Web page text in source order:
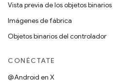
Vista previa de los objetos binarios
Imágenes de fábrica
Objetos binarios del controlador
CONÉCTATE
@Android en X